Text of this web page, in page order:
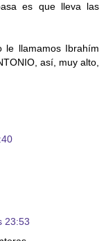
es que lleva las
le llamamos Ibrahím
así, muy alto,
23:53